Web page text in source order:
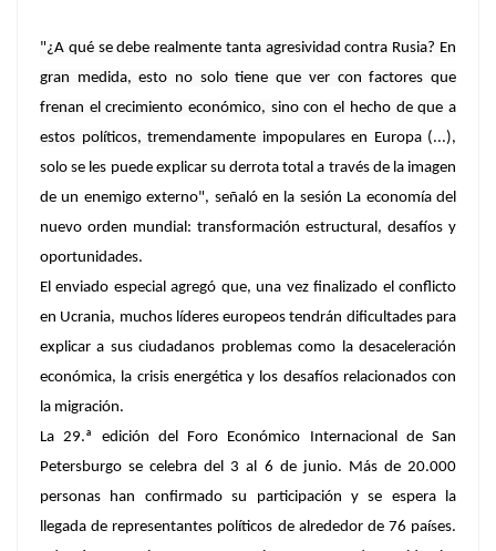
"¿A qué se debe realmente tanta agresividad contra Rusia? En
gran medida, esto no solo tiene que ver con factores que
frenan el crecimiento económico, sino con el hecho de que a
estos políticos, tremendamente impopularesen Europa (...),
solo se les puede explicar su derrota total a través de la imagen
de un enemigo externo", señaló en la sesión La economía del
nuevo orden mundial: transformación estructural, desafíos y
oportunidades.
El enviado especial agregó que, una vez finalizado el conflicto
en Ucrania, muchos líderes europeos tendrán dificultades para
explicar a sus ciudadanos problemas como la desaceleración
económica, la crisis energética y los desafíos relacionados con
la migración.
La 29.ª edición del Foro Económico Internacional de San
Petersburgo se celebra del 3 al 6 de junio. Más de 20.000
personas han confirmado su participación y se espera la
llegada de representantes políticos de alrededor de 76 países.